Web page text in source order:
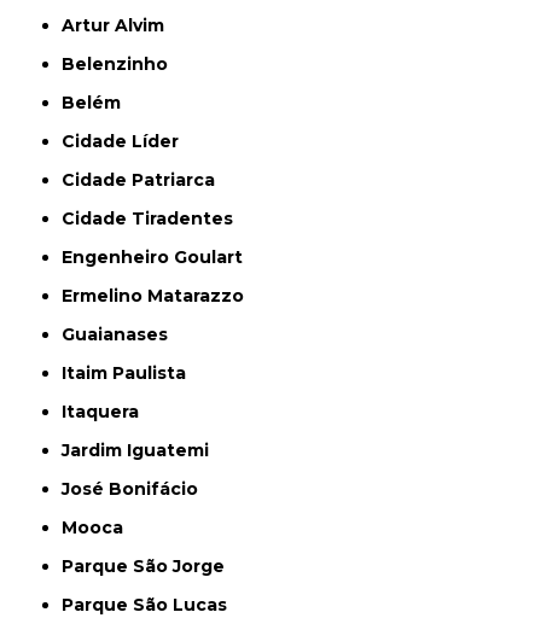
Artur Alvim
Belenzinho
Belém
Cidade Líder
Cidade Patriarca
Cidade Tiradentes
Engenheiro Goulart
Ermelino Matarazzo
Guaianases
Itaim Paulista
Itaquera
Jardim Iguatemi
José Bonifácio
Mooca
Parque São Jorge
Parque São Lucas